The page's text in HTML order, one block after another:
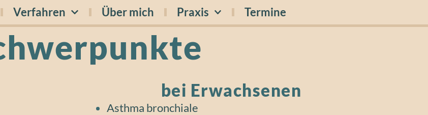
Verfahren Über mich Praxis Termine
bei Erwachsenen
Asthma bronchiale